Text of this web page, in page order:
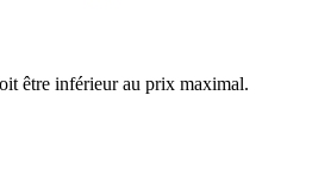
être inférieur au prix maximal.